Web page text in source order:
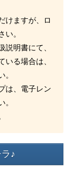
けますが、ロ
い。
明書にて、
いる場合は、
。
は、電子レン
。
♪